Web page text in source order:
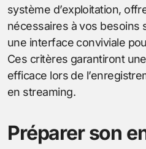
système d’exploitation,
nécessaires à vos besoins
une interface conviviale
Ces critères garantiront
efficace lors de
en streaming.
Préparer son